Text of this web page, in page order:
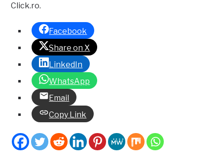
Click.ro.
Facebook
Share on X
LinkedIn
WhatsApp
Email
Copy Link